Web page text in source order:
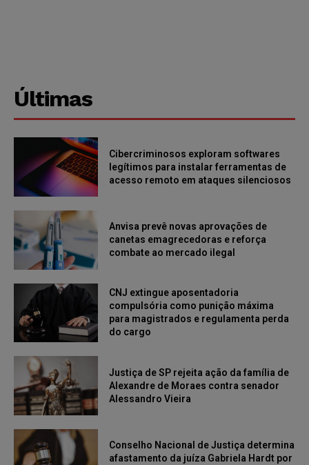
Últimas
Cibercriminosos exploram softwares
legítimos para instalar ferramentas de
acesso remoto em ataques silenciosos
Anvisa prevê novas aprovações de
canetas emagrecedoras e reforça
combate ao mercado ilegal
CNJ extingue aposentadoria
compulsória como punição máxima
para magistrados e regulamenta perda
do cargo
Justiça de SP rejeita ação da família de
Alexandre de Moraes contra senador
Alessandro Vieira
Conselho Nacional de Justiça determina
afastamento da juíza Gabriela Hardt por